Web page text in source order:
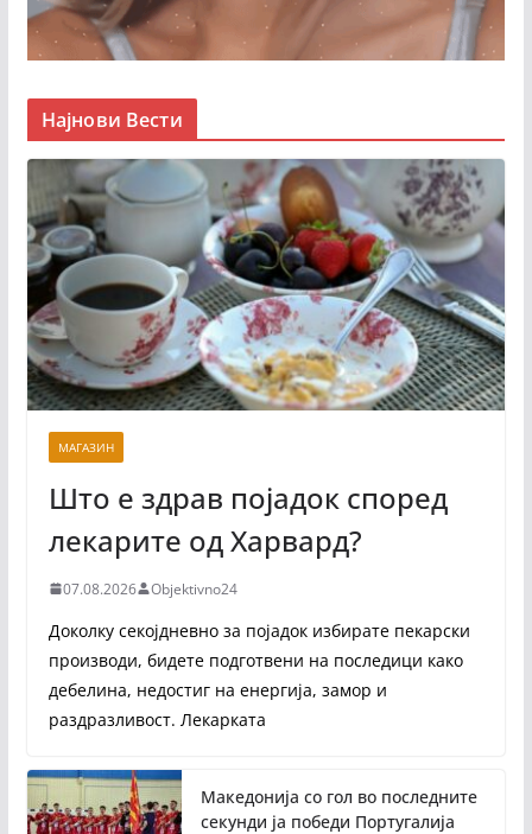
Најнови Вести
МАГАЗИН
Што е здрав појадок според
лекарите од Харвард?
07.08.2026 Objektivno24
Доколку секојдневно за појадок избирате пекарски
производи, бидете подготвени на последици како
дебелина, недостиг на енергија, замор и
раздразливост. Лекарката
Македонија со гол во последните
секунди ја победи Португалија